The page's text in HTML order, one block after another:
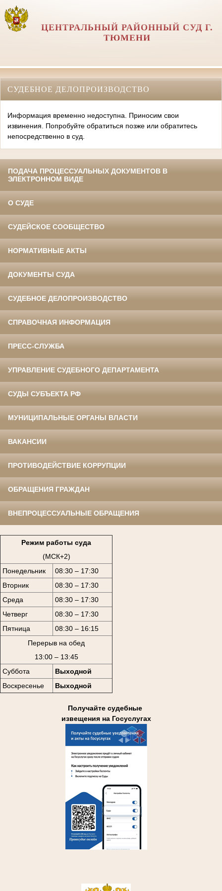
ЦЕНТРАЛЬНЫЙ РАЙОННЫЙ СУД Г.
ТЮМЕНИ
СУДЕБНОЕ ДЕЛОПРОИЗВОДСТВО
Информация временно недоступна. Приносим свои
извинения. Попробуйте обратиться позже или обратитесь
непосредственно в суд.
ПОДАЧА ПРОЦЕССУАЛЬНЫХ ДОКУМЕНТОВ В
ЭЛЕКТРОННОМ ВИДЕ
О СУДЕ
СУДЕЙСКОЕ СООБЩЕСТВО
НОРМАТИВНЫЕ АКТЫ
ДОКУМЕНТЫ СУДА
СУДЕБНОЕ ДЕЛОПРОИЗВОДСТВО
СПРАВОЧНАЯ ИНФОРМАЦИЯ
ПРЕСС-СЛУЖБА
УПРАВЛЕНИЕ СУДЕБНОГО ДЕПАРТАМЕНТА
СУДЫ СУБЪЕКТА РФ
МУНИЦИПАЛЬНЫЕ ОРГАНЫ ВЛАСТИ
ВАКАНСИИ
ПРОТИВОДЕЙСТВИЕ КОРРУПЦИИ
ОБРАЩЕНИЯ ГРАЖДАН
ВНЕПРОЦЕССУАЛЬНЫЕ ОБРАЩЕНИЯ
Режим работы суда
(МСК+2)
Понедельник
08:30 – 17:30
Вторник
08:30 – 17:30
Среда
08:30 – 17:30
Четверг
08:30 – 17:30
Пятница
08:30 – 16:15
Перерыв на обед
13:00 – 13:45
Суббота
Выходной
Воскресенье
Выходной
Получайте судебные
извещения на Госуслугах